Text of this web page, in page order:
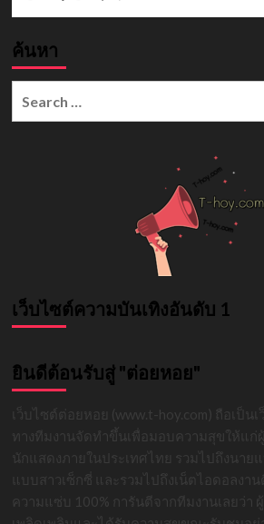
ค้นหา
เว็บไซต์ความบันเทิงอันดับ 1
ยินดีต้อนรับสู่ "ต่อยหอย"
เว็บไซต์ต่อยหอย (www.t-hoy.com) ถือเป็น
ทางทีมงานจัดทำขึ้นเพื่อมอบความสุขให้แก่
นักแสดงภายในประเทศไทย รวมไปถึงนา
แบบสาวเซ็กซี่ และรวมไปถึงเน็ตไอดอลงา
ความแซ่บ 100% การันตีจากทีมงานเลยว่า